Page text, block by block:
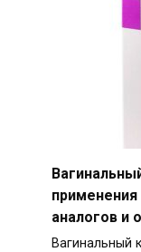
аналогов и
Вагинальный